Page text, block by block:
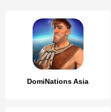
DomiNations Asia